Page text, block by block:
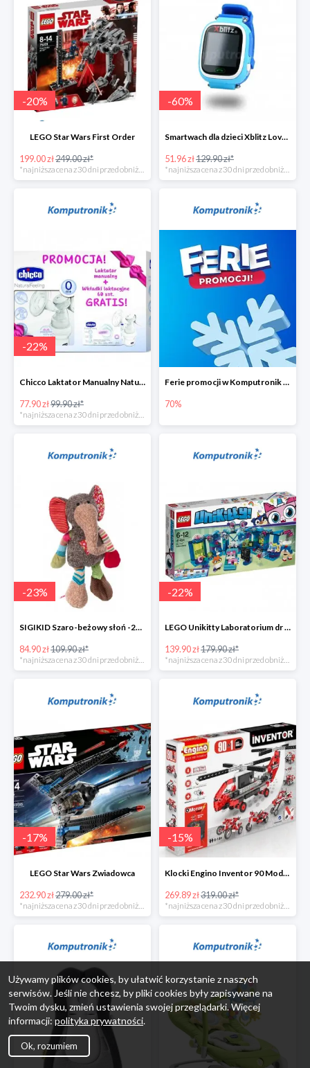
-20%
LEGO Star Wars First Order
199.00 zł249.00 zł*
-60%
Smartwach dla dzieci Xblitz LoveME -60%
51.96 zł129.90 zł*
-22%
Chicco Laktator Manualny NaturalFeeling + Wkładki Laktacyjne
77.90 zł99.90 zł*
*najniższa cena z 30 dni przed obniżką
Ferie promocji w Komputronik do -70%
70%
-23%
SIGIKID Szaro-beżowy słoń -25zł
84.90 zł109.90 zł*
*najniższa cena z 30 dni przed obniżką
-22%
LEGO Unikitty Laboratorium dr Lisiczki -40zł
139.90 zł179.90 zł*
*najniższa cena z 30 dni przed obniżką
-17%
LEGO Star Wars Zwiadowca
232.90 zł279.00 zł*
-15%
Klocki Engino Inventor 90 Models Motorized Set w super cenie
269.89 zł319.00 zł*
Używamy plików cookies, by ułatwić korzystanie z naszych
serwisów. Jeśli nie chcesz, by pliki cookies były zapisywane na
Twoim dysku, zmień ustawienia swojej przeglądarki. Więcej
informacji:polityka prywatności.
Ok, rozumiem